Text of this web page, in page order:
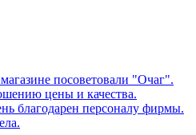
посоветовали "Очаг".
цены и качества.
благодарен персоналу фирмы.